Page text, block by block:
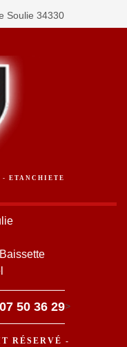
Soulie 34330
- ETANCHIETE
50 36 29>
RÉSERVÉ -